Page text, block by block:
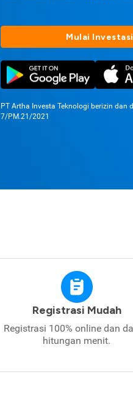
Mulai Investasi
PT Artha Investa Teknologi berizin dan
7/PM.21/2021
Registrasi Mudah
Registrasi 100% online dan
hitungan menit.